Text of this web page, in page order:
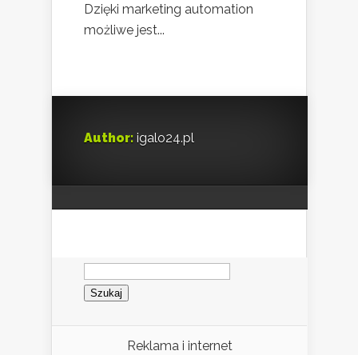
Dzięki marketing automation
możliwe jest...
Author: igalo24.pl
Szukaj:
Reklama i internet